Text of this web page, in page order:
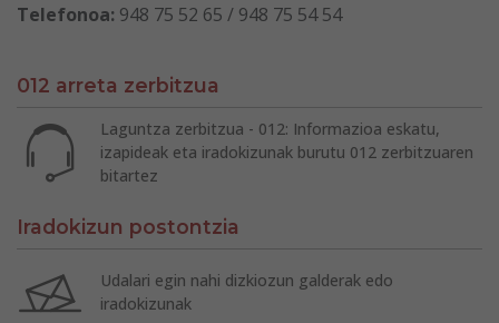
Telefonoa: 948 75 52 65 / 948 75 54 54
012 arreta zerbitzua
Laguntza zerbitzua - 012: Informazioa eskatu,
izapideak eta iradokizunak burutu 012 zerbitzuaren
bitartez
Iradokizun postontzia
Udalari egin nahi dizkiozun galderak edo
iradokizunak